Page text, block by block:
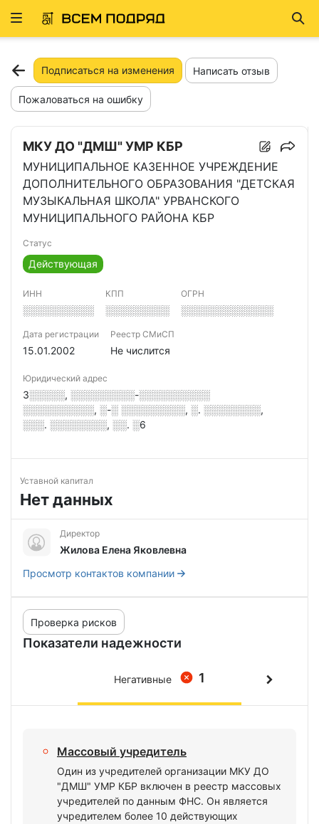
Развернуть
Подписаться на изменения Написать отзыв
Пожаловаться на ошибку
МКУ ДО "ДМШ" УМР КБР
МУНИЦИПАЛЬНОЕ КАЗЕННОЕ УЧРЕЖДЕНИЕ
ДОПОЛНИТЕЛЬНОГО ОБРАЗОВАНИЯ "ДЕТСКАЯ
МУЗЫКАЛЬНАЯ ШКОЛА" УРВАНСКОГО
МУНИЦИПАЛЬНОГО РАЙОНА КБР
Статус
Действующая
ИНН
░░░░░░░░░░
КПП
░░░░░░░░░
ОГРН
░░░░░░░░░░░░░
Дата регистрации
15.01.2002
Реестр СМиСП
Не числится
Юридический адрес
3░░░░░, ░░░░░░░░░-░░░░░░░░░░
░░░░░░░░░░, ░-░ ░░░░░░░░░, ░. ░░░░░░░░,
░░░. ░░░░░░░░, ░░. ░6
Уставной капитал
Нет данных
Директор
Жилова Елена Яковлевна
Просмотр контактов компании
Показатели надежности
Проверка рисков
1
Негативные
Массовый учредитель
Один из учредителей организации МКУ ДО
"ДМШ" УМР КБР включен в реестр массовых
учредителей по данным ФНС. Он является
учредителем более 10 действующих